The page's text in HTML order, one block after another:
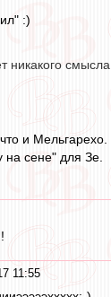
:)
никакого смысла
и Мельгарехо.
на сене" для Зе.
11:55